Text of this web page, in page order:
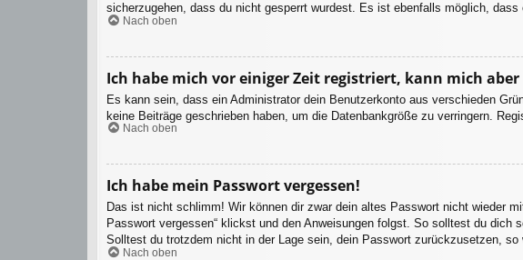
sicherzugehen, dass du nicht gesperrt wurdest. Es ist ebenfalls möglich,
Nach oben
Ich habe mich vor einiger Zeit registriert, kann mich
Es kann sein, dass ein Administrator dein Benutzerkonto aus verschieden
keine Beiträge geschrieben haben, um die Datenbankgröße zu verringern.
Nach oben
Ich habe mein Passwort vergessen!
Das ist nicht schlimm! Wir können dir zwar dein altes Passwort nicht wieder
Passwort vergessen“ klickst und den Anweisungen folgst. So solltest du dich
Solltest du trotzdem nicht in der Lage sein, dein Passwort zurückzusetzen, so
Nach oben